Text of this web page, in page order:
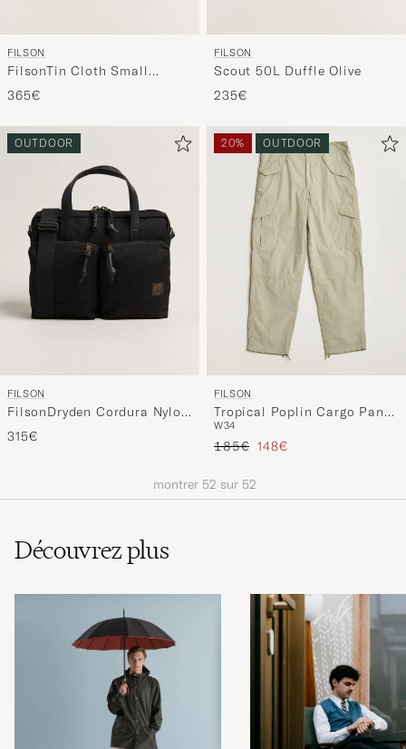
FILSON
FilsonTin Cloth Small
DuffleDark Tan
365€
FILSON
Scout 50L Duffle Olive
235€
OUTDOOR
FILSON
FilsonDryden Cordura Nylon
BriefcaseBlack
315€
20% OUTDOOR
FILSON
Tropical Poplin Cargo Pants
Dried Sage
W34
Prix ordinaire
185€ Prix réduit
148€
montrer 52 sur 52
Découvrez plus